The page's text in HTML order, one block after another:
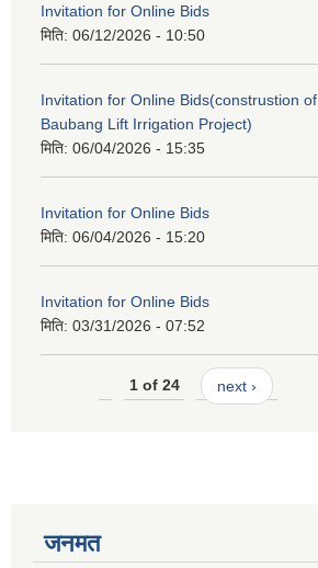
Invitation for Online Bids
मिति: 06/12/2026 - 10:50
Invitation for Online Bids(construstion of
Baubang Lift Irrigation Project)
मिति: 06/04/2026 - 15:35
Invitation for Online Bids
मिति: 06/04/2026 - 15:20
Invitation for Online Bids
मिति: 03/31/2026 - 07:52
1 of 24 next ›
जनमत